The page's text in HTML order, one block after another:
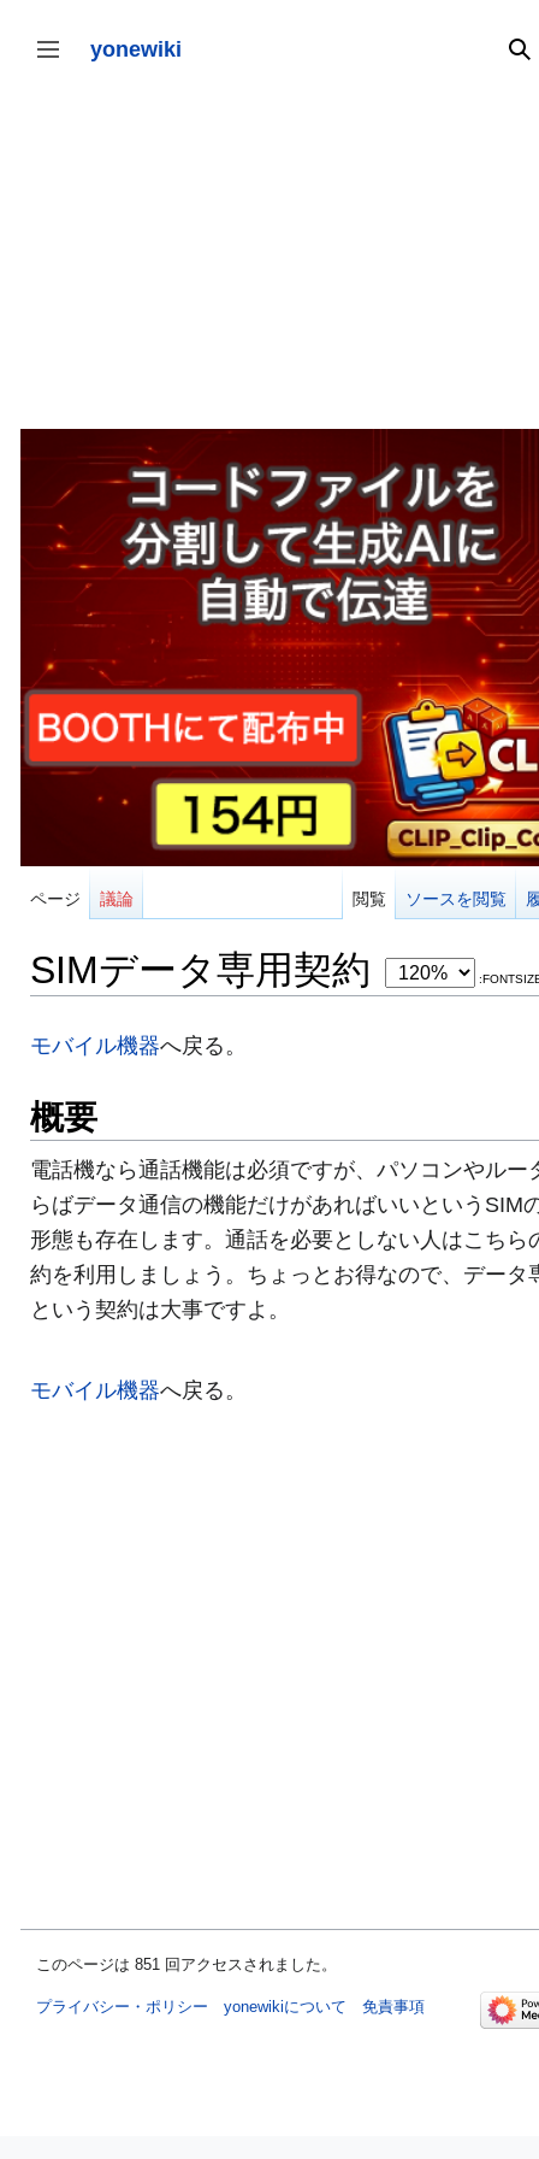
テ
サイドバーの切り替え yonewiki 検
ページ 議論 閲覧 ソースを閲覧
SIMデータ専用契約
モバイル機器へ戻る。
概要
電話機なら通話機能は必須ですが、パソコンやルー
らばデータ通信の機能だけがあればいいというSIM
形態も存在します。通話を必要としない人はこちら
約を利用しましょう。ちょっとお得なので、データ
という契約は大事ですよ。
モバイル機器へ戻る。
このページは 851 回アクセスされました。
プライバシー・ポリシー yonewikiについて 免責事項